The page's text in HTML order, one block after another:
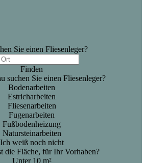
Sie einen Fliesenleger?
Finden
suchen Sie einen Fliesenleger?
Bodenarbeiten
Estricharbeiten
Fliesenarbeiten
Fugenarbeiten
Fußbodenheizung
Natursteinarbeiten
Ich weiß noch nicht
die Fläche, für Ihr Vorhaben?
Unter 10 m²